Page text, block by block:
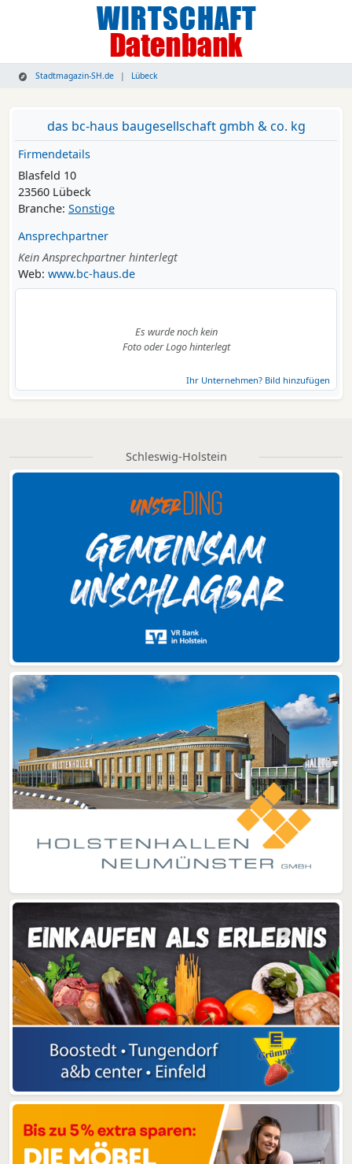
Stadtmagazin-SH.de Lübeck
das bc-haus baugesellschaft gmbh & co. kg
Firmendetails
Blasfeld 10
23560 Lübeck
Branche: Sonstige
Ansprechpartner
Kein Ansprechpartner hinterlegt
Web: www.bc-haus.de
Es wurde noch kein
Foto oder Logo hinterlegt
Ihr Unternehmen? Bild hinzufügen
Schleswig-Holstein